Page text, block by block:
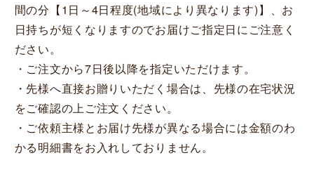
間の分【1日～4日程度(地域により異なります)】、お
日持ちが短くなりますのでお届けご指定日にご注意く
ださい。
・ご注文から7日後以降を指定いただけます。
・先様へ直接お贈りいただく場合は、先様の在宅状況
をご確認の上ご注文ください。
・ご依頼主様とお届け先様が異なる場合には金額のわ
かる明細書をお入れしておりません。